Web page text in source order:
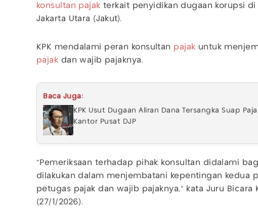
konsultan pajak terkait penyidikan dugaan korupsi di
Jakarta Utara (Jakut).
KPK mendalami peran konsultan pajak untuk
pajak dan wajib pajaknya.
Baca Juga:
KPK Usut Dugaan Aliran Dana Tersangka Suap
Kantor Pusat DJP
"Pemeriksaan terhadap pihak konsultan didalami
dilakukan dalam menjembatani kepentingan kedua
petugas pajak dan wajib pajaknya," kata Juru Bicara
(27/1/2026).